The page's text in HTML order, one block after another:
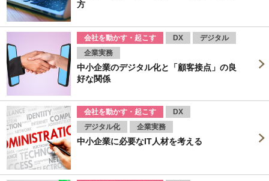
方
会社を動かす・起こす DX
デジタル
企業実務
中小企業のデジタル化と「顧客接点」の良
好な関係
会社を動かす・起こす
DX
デジタル化
企業実務
中小企業に必要なIT人材を考える